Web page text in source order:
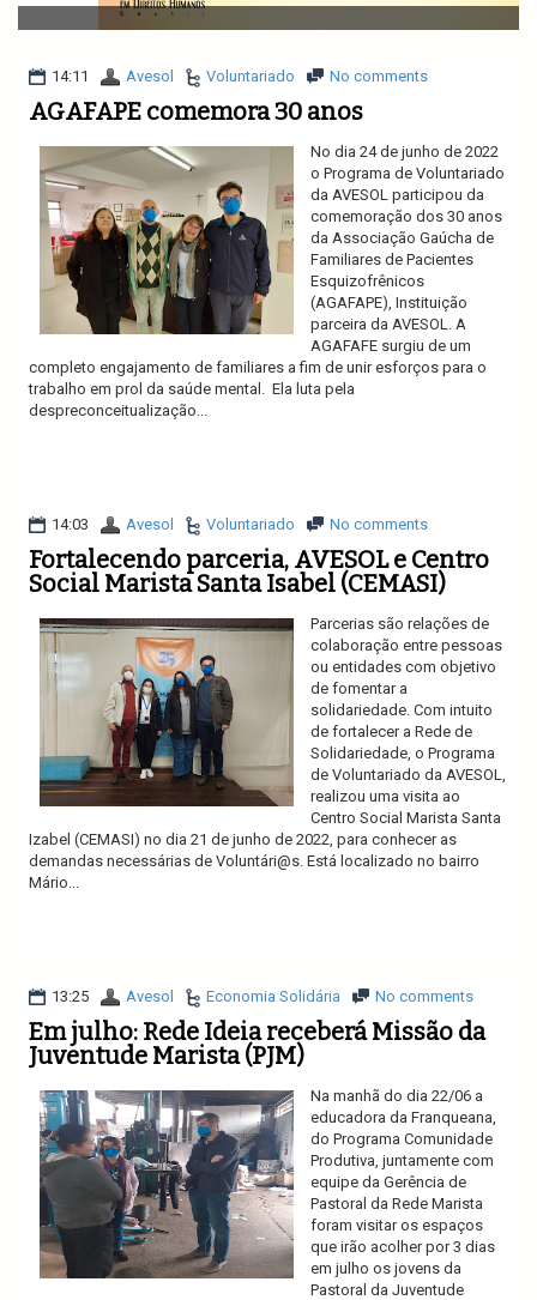
v
i
a
i
14:11 Avesol Voluntariado No comments
AGAFAPE comemora 30 anos
No dia 24 de junho de 2022
o Programa de Voluntariado
da AVESOL participou da
comemoração dos 30 anos
da Associação Gaúcha de
Familiares de Pacientes
Esquizofrênicos
(AGAFAPE), Instituição
parceira da AVESOL. A
AGAFAFE surgiu de um
completo engajamento de familiares a fim de unir esforços para o
trabalho em prol da saúde mental. Ela luta pela
despreconceitualização...
14:03 Avesol Voluntariado No comments
Fortalecendo parceria, AVESOL e Centro
Social Marista Santa Isabel (CEMASI)
Parcerias são relações de
colaboração entre pessoas
ou entidades com objetivo
de fomentar a
solidariedade. Com intuito
de fortalecer a Rede de
Solidariedade, o Programa
de Voluntariado da AVESOL,
realizou uma visita ao
Centro Social Marista Santa
Izabel (CEMASI) no dia 21 de junho de 2022, para conhecer as
demandas necessárias de Voluntári@s. Está localizado no bairro
Mário...
13:25 Avesol Economia Solidária No comments
Em julho: Rede Ideia receberá Missão da
Juventude Marista (PJM)
Na manhã do dia 22/06 a
educadora da Franqueana,
do Programa Comunidade
Produtiva, juntamente com
equipe da Gerência de
Pastoral da Rede Marista
foram visitar os espaços
que irão acolher por 3 dias
em julho os jovens da
Pastoral da Juventude